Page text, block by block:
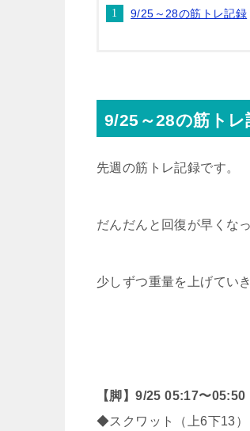
t n
9/25～28の筋トレ記録
9/25～28の筋トレ
先週の筋トレ記録です。
だんだんと回復が早くな
少しずつ重量を上げてい
【脚】9/25 05:17〜05:50
◆スクワット（上6下13）